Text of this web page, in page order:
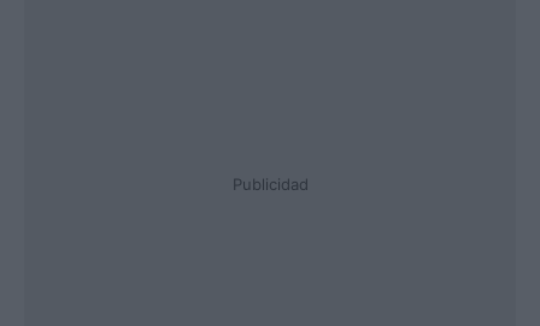
Publicidad